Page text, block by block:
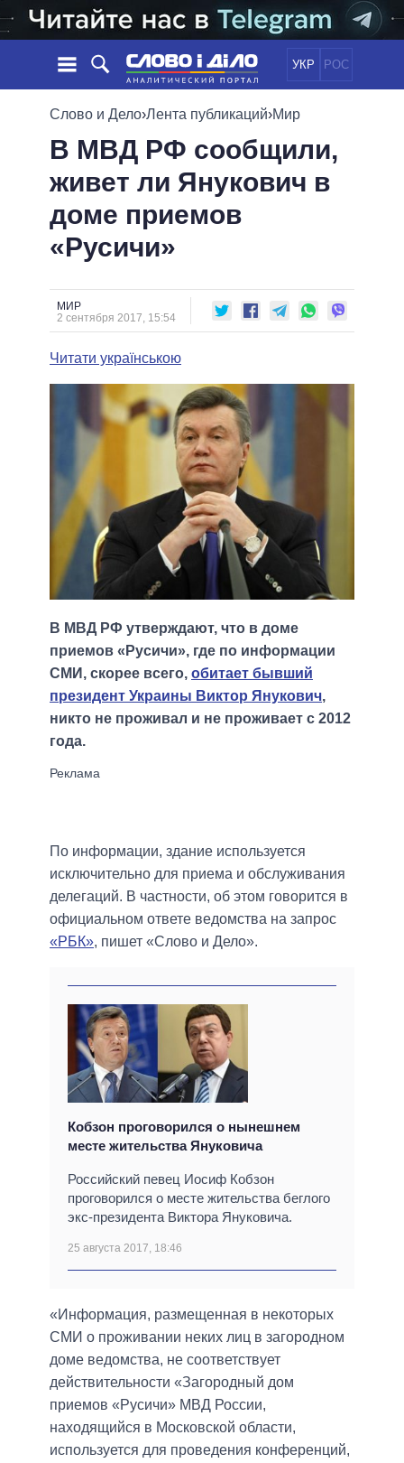
УКР РОС
НОВОСТИ
ЛЕНТА
СОБЫТИЯ
СТАТЬИ
ОБЗОРЫ
ДАЙДЖЕСТЫ
ПОЛИТИКА
ЭКОНОМИКА
ОБЩЕСТВО
ОБЕЩАНИЯ
ПОЛИТИКИ
ВСЕ ПОЛИТИКИ
ПРЕЗИДЕНТ И ОФИС
ВЕРХОВНАЯ РАДА
КАБИНЕТ МИНИСТРОВ
МЭРЫ
ВСЕ ПЕРСОНЫ
ИНФОГРАФИКА
ПОДДЕРЖАТЬ
СРАВНЕНИЕ ПОЛИТИКОВ
Слово и Дело›Лента публикаций›Мир
В МВД РФ сообщили,
живет ли Янукович в
доме приемов
«Русичи»
МИР
2 сентября 2017, 15:54
Читати українською
В МВД РФ утверждают, что в доме
приемов «Русичи», где по информации
СМИ, скорее всего, обитает бывший
президент Украины Виктор Янукович,
никто не проживал и не проживает с 2012
года.
По информации, здание используется
исключительно для приема и обслуживания
делегаций. В частности, об этом говорится в
официальном ответе ведомства на запрос
«РБК», пишет «Слово и Дело».
Кобзон проговорился о нынешнем
месте жительства Януковича
Российский певец Иосиф Кобзон
проговорился о месте жительства беглого
экс-президента Виктора Януковича.
25 августа 2017, 18:46
«Информация, размещенная в некоторых
СМИ о проживании неких лиц в загородном
доме ведомства, не соответствует
действительности «Загородный дом
приемов «Русичи» МВД России,
находящийся в Московской области,
используется для проведения конференций,